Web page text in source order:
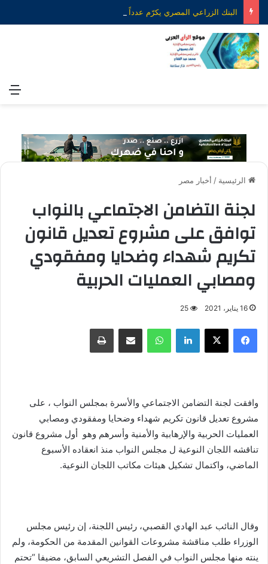
الرئيسية / أخبار مصر
لجنة التضامن الاجتماعي بالنواب
توافق على مشروع تعديل قانون
تكريم شهداء وضحايا ومفقودي
ومصابي العمليات الحربية
16 يناير، 2021 25
فيسبوك X لينكدإن واتساب مشاركة عبر البريد طباعة
وافقت لجنة التضامن الاجتماعي والأسرة بمجلس النواب ، على
مشروع تعديل قانون تكريم شهداء وضحايا ومفقودي ومصابي
العمليات الحربية والإرهابية والأمنية وأسرهم وهو أول مشروع قانون
تناقشه اللجان النوعية ل مجلس النواب منذ انعقاده الأسبوع
الماضي، واكتمال تشكيل هيئات مكاتب اللجان النوعية.
وقال النائب عبد الهادي القصبي، رئيس اللجنة، إن رئيس مجلس
الوزراء طلب مناقشة مشروعات القوانين المقدمة من الحكومة، ولم
ينته منها مجلس النواب في الفصل التشريعي السابق، مضيفا “تحتم